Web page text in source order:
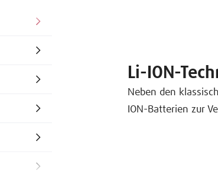
Li-ION-
Neben den
ION-Batterien zur